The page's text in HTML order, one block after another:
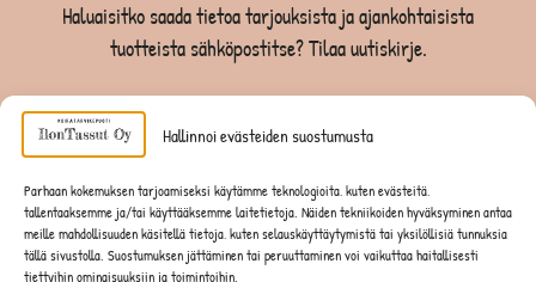
Hallinnoi evästeiden suostumusta
Parhaan kokemuksen tarjoamiseksi käytämme teknologioita, kuten evästeitä,
tallentaaksemme ja/tai käyttääksemme laitetietoja. Näiden tekniikoiden hyväksyminen antaa
meille mahdollisuuden käsitellä tietoja, kuten selauskäyttäytymistä tai yksilöllisiä tunnuksia
tällä sivustolla. Suostumuksen jättäminen tai peruuttaminen voi vaikuttaa haitallisesti
tiettyihin ominaisuuksiin ja toimintoihin.
Haluaisitko saada tietoa tarjouksista ja ajankohtaisista
tuotteista sähköpostitse? Tilaa uutiskirje.
TILAA UUTISKIRJE -SAAT -10% EKASTA TILAUKSESTA
KISSOILLE